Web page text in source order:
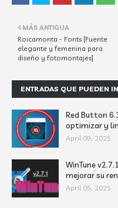
MÁS ANTIGUA
Roicamonta - Fonts [Fuente
elegante y femenina para
diseño y fotomontajes]
ENTRADAS QUE PUEDEN
Red Button
optimizar y
April 09, 2025
WinTune
mejorar su
April 05, 2025